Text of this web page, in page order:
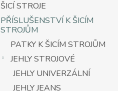
ŠICÍ STROJE
PŘÍSLUŠENSTVÍ K ŠICÍM
STROJŮM
PATKY K ŠICÍM STROJŮM
JEHLY STROJOVÉ
JEHLY UNIVERZÁLNÍ
JEHLY JEANS